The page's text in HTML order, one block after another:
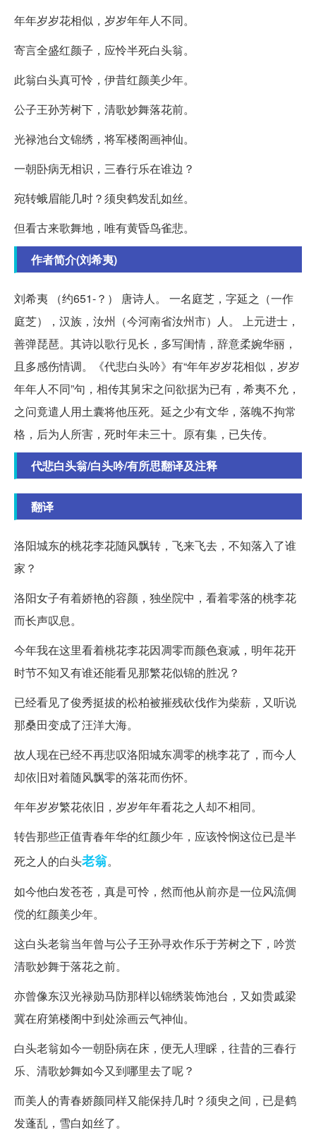
年年岁岁花相似，岁岁年年人不同。
寄言全盛红颜子，应怜半死白头翁。
此翁白头真可怜，伊昔红颜美少年。
公子王孙芳树下，清歌妙舞落花前。
光禄池台文锦绣，将军楼阁画神仙。
一朝卧病无相识，三春行乐在谁边？
宛转蛾眉能几时？须臾鹤发乱如丝。
但看古来歌舞地，唯有黄昏鸟雀悲。
作者简介(刘希夷)
刘希夷 （约651-？） 唐诗人。 一名庭芝，字延之（一作
庭芝），汉族，汝州（今河南省汝州市）人。 上元进士，
善弹琵琶。其诗以歌行见长，多写闺情，辞意柔婉华丽，
且多感伤情调。《代悲白头吟》有“年年岁岁花相似，岁岁
年年人不同”句，相传其舅宋之问欲据为已有，希夷不允，
之问竟遣人用土囊将他压死。延之少有文华，落魄不拘常
格，后为人所害，死时年未三十。原有集，已失传。
代悲白头翁/白头吟/有所思翻译及注释
翻译
洛阳城东的桃花李花随风飘转，飞来飞去，不知落入了谁
家？
洛阳女子有着娇艳的容颜，独坐院中，看着零落的桃李花
而长声叹息。
今年我在这里看着桃花李花因凋零而颜色衰减，明年花开
时节不知又有谁还能看见那繁花似锦的胜况？
已经看见了俊秀挺拔的松柏被摧残砍伐作为柴薪，又听说
那桑田变成了汪洋大海。
故人现在已经不再悲叹洛阳城东凋零的桃李花了，而今人
却依旧对着随风飘零的落花而伤怀。
年年岁岁繁花依旧，岁岁年年看花之人却不相同。
转告那些正值青春年华的红颜少年，应该怜悯这位已是半
死之人的白头老翁。
如今他白发苍苍，真是可怜，然而他从前亦是一位风流倜
傥的红颜美少年。
这白头老翁当年曾与公子王孙寻欢作乐于芳树之下，吟赏
清歌妙舞于落花之前。
亦曾像东汉光禄勋马防那样以锦绣装饰池台，又如贵戚梁
冀在府第楼阁中到处涂画云气神仙。
白头老翁如今一朝卧病在床，便无人理睬，往昔的三春行
乐、清歌妙舞如今又到哪里去了呢？
而美人的青春娇颜同样又能保持几时？须臾之间，已是鹤
发蓬乱，雪白如丝了。